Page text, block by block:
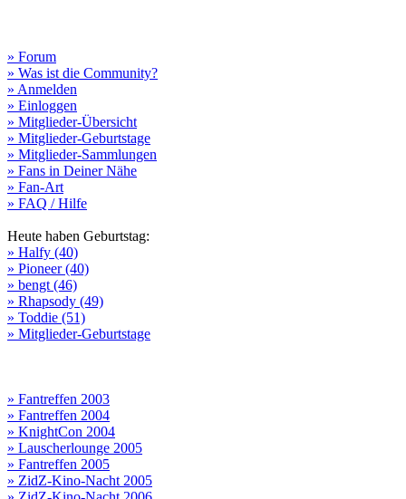
» Forum
» Was ist die Community?
» Anmelden
» Einloggen
» Mitglieder-Übersicht
» Mitglieder-Geburtstage
» Mitglieder-Sammlungen
» Fans in Deiner Nähe
» Fan-Art
» FAQ / Hilfe
Heute haben Geburtstag:
» Halfy (40)
» Pioneer (40)
» bengt (46)
» Rhapsody (49)
» Toddie (51)
» Mitglieder-Geburtstage
» Fantreffen 2003
» Fantreffen 2004
» KnightCon 2004
» Lauscherlounge 2005
» Fantreffen 2005
» ZidZ-Kino-Nacht 2005